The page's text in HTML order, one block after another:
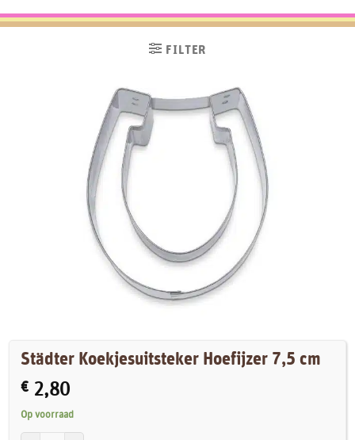
FILTER
Städter Koekjesuitsteker Hoefijzer 7,5 cm
€ 2,80
Op voorraad